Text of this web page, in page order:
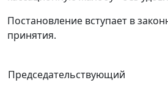
Постановление вступает в
принятия.
Председательствующий